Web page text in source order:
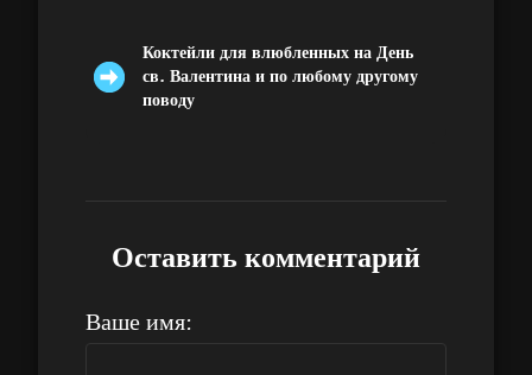
Коктейли для влюбленных на День
св. Валентина и по любому другому
поводу
Оставить комментарий
Ваше имя: